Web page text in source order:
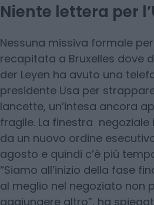
Niente lettera per
Nessuna missiva formale
recapitata a Bruxelles dove
der Leyen ha avuto una
presidente Usa per
lancette, un’intesa ancora
fragile. La finestra
da un nuovo ordine
agosto e quindi c’è più
“Siamo all’inizio della fase
al meglio nel negoziato non
aggiungere altro”, ha